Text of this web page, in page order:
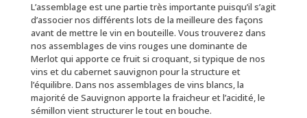
L’assemblage est une partie très importante puisqu’il s’agit
d’associer nos différents lots de la meilleure des façons
avant de mettre le vin en bouteille. Vous trouverez dans
nos assemblages de vins rouges une dominante de
Merlot qui apporte ce fruit si croquant, si typique de nos
vins et du cabernet sauvignon pour la structure et
l’équilibre. Dans nos assemblages de vins blancs, la
majorité de Sauvignon apporte la fraicheur et l’acidité, le
sémillon vient structurer le tout en bouche.